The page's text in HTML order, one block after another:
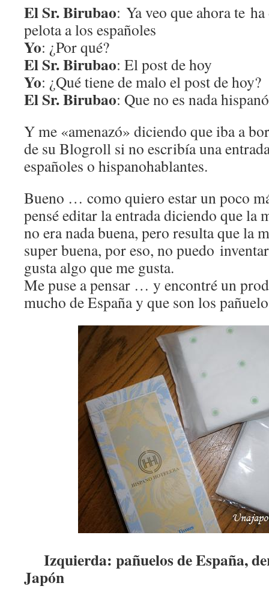
El Sr. Birubao: Ya veo que ahora te
pelota a los españoles
Yo: ¿Por qué?
El Sr. Birubao: El post de hoy
Yo: ¿Qué tiene de malo el post de hoy?
El Sr. Birubao: Que no es nada
Y me «amenazó» diciendo que iba a
de su Blogroll si no escribía una
españoles o hispanohablantes.
Bueno … como quiero estar un poco
pensé editar la entrada diciendo que la
no era nada buena, pero resulta que la
super buena, por eso, no puedo
gusta algo que me gusta.
Me puse a pensar … y encontré un
mucho de España y que son los
Izquierda: pañuelos de España,
Japón